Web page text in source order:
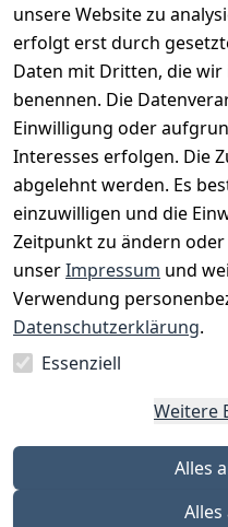
unsere Website zu
erfolgt erst durch
Daten mit Dritten, die wir
benennen. Die
Einwilligung oder
Interesses erfolgen. Die
abgelehnt werden. Es
einzuwilligen und die
Zeitpunkt zu ändern
unserImpressum und
Verwendung
Datenschutzerklärung.
Essenziell
Weitere
Alles
Rechtliches
AGB
Impressum
Datenschutze
rklärung
Barrierefreihe
Services
Kontakt
Registrieren
Katalog